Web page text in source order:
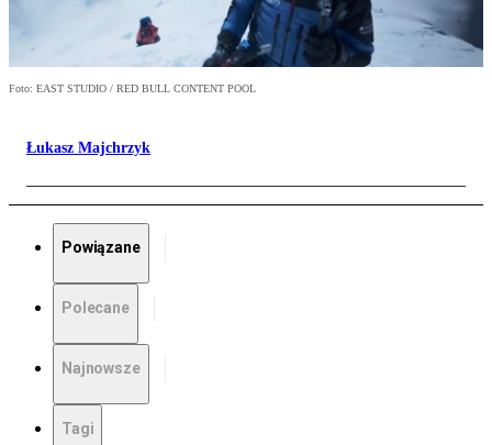
Foto: EAST STUDIO / RED BULL CONTENT POOL
Łukasz Majchrzyk
Powiązane
Polecane
Najnowsze
Tagi